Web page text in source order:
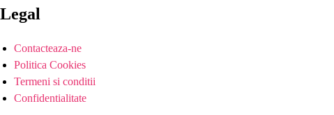
Legal
Contacteaza-ne
Politica Cookies
Termeni si conditii
Confidentialitate